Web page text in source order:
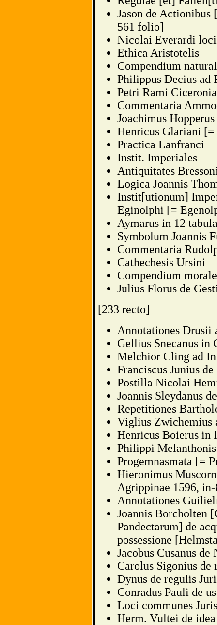
Jason de
561 folio]
Nicolai Everardi
Ethica Aristotelis
Compendium
Philippus Decius ad
Petri Rami
Commentaria
Joachimus
Henricus Glariani [=
Practica Lanfranci
Instit. Imperiales
Antiquitates
Logica Joannis
Instit[utionum]
Eginolphi [=
Aymarus in 12
Symbolum Joannis
Commentaria
Cathechesis Ursini
Compendium
Julius Florus de
[233 recto]
Annotationes Drusii
Gellius Snecanus in
Melchior Cling ad
Franciscus Junius
Postilla Nicolai
Joannis Sleydanus
Repetitiones
Viglius Zwichemius
Henricus Boierus in
Philippi
Progemnasmata [=
Hieronimus
Agrippinae 1596,
Annotationes
Joannis Borcholten
Pandectarum] de
possessione
Jacobus Cusanus
Carolus Sigonius de
Dynus de regulis
Conradus Pauli de
Loci communes
Herm. Vultei de